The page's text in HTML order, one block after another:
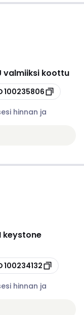
valmiiksi koottu
100235806
hinnan ja
keystone
100234132
hinnan ja